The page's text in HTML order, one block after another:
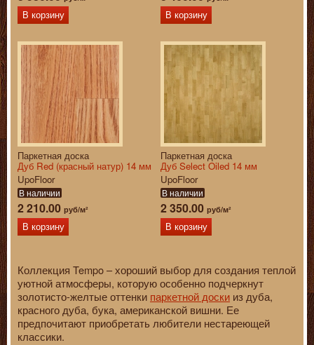
В корзину
В корзину
Паркетная доска
Дуб Red (красный натур) 14 мм
UpoFloor
В наличии
2 210.00 руб/м²
В корзину
Паркетная доска
Дуб Select Oiled 14 мм
UpoFloor
В наличии
2 350.00 руб/м²
В корзину
Коллекция Tempo – хороший выбор для создания теплой
уютной атмосферы, которую особенно подчеркнут
золотисто-желтые оттенки паркетной доски из дуба,
красного дуба, бука, американской вишни. Ее
предпочитают приобретать любители нестареющей
классики.